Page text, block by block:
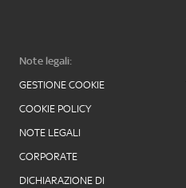
Note legali:
GESTIONE COOKIE
COOKIE POLICY
NOTE LEGALI
CORPORATE
DICHIARAZIONE DI